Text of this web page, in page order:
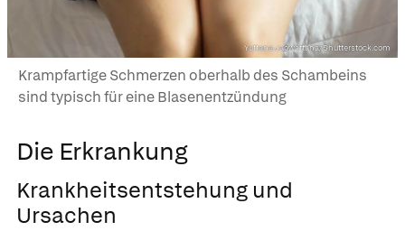
Yuttana Jaowattana/Shutterstock.com
Krampfartige Schmerzen oberhalb des Schambeins
sind typisch für eine Blasenentzündung
Die Erkrankung
Krankheitsentstehung und
Ursachen